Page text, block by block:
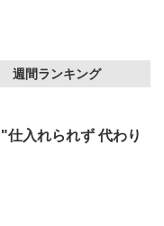
週間ランキング
入れられず 代わり